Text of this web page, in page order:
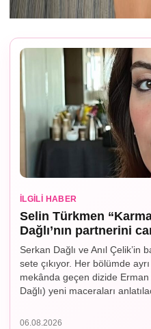
İLGILI HABER
Selin Türkmen
Dağlı’nın partnerini
Serkan Dağlı ve Anıl Çelik’in
sete çıkıyor. Her bölümde
mekânda geçen dizide Erman
Dağlı) yeni maceraları
06.08.2026